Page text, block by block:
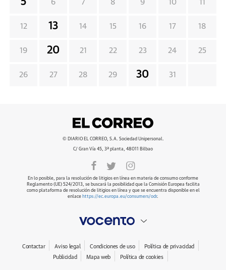
5 6 7 8 9 10 11
12 13 14 15 16 17 18
19 20 21 22 23 24 25
26 27 28 29 30 31
© DIARIO EL CORREO, S.A. Sociedad Unipersonal.
C/ Gran Vía 45, 3ª planta, 48011 Bilbao
En lo posible, para la resolución de litigios en línea en materia de consumo conforme
Reglamento (UE) 524/2013, se buscará la posibilidad que la Comisión Europea facilita
como plataforma de resolución de litigios en línea y que se encuentra disponible en el
enlace https://ec.europa.eu/consumers/odr.
Contactar Aviso legal Condiciones de uso
Política de privacidad
Publicidad
Mapa web Política de cookies